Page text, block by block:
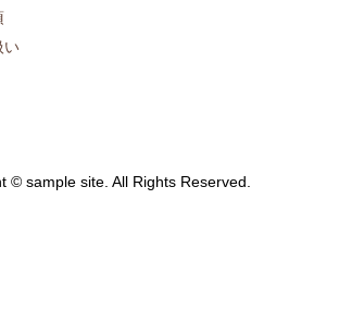
い
© sample site. All Rights Reserved.